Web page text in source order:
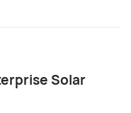
Solar